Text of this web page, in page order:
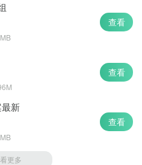
查看
查看
新
查看
更多